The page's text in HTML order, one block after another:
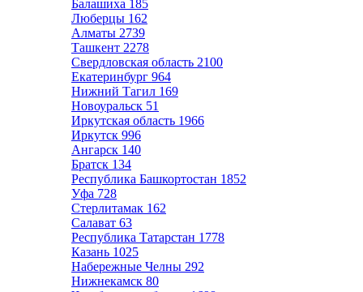
Балашиха 185
Люберцы 162
Алматы 2739
Ташкент 2278
Свердловская область 2100
Екатеринбург 964
Нижний Тагил 169
Новоуральск 51
Иркутская область 1966
Иркутск 996
Ангарск 140
Братск 134
Республика Башкортостан 1852
Уфа 728
Стерлитамак 162
Салават 63
Республика Татарстан 1778
Казань 1025
Набережные Челны 292
Нижнекамск 80